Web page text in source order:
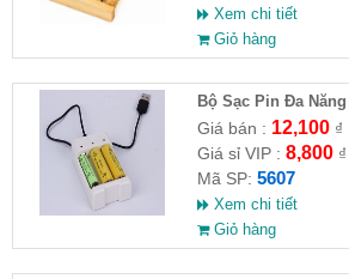
Xem chi tiết
Giỏ hàng
Bộ Sạc Pin Đa
Giá bán : 12,100₫
Giá sỉ VIP : 8,800₫
Mã SP: 5607
Xem chi tiết
Giỏ hàng